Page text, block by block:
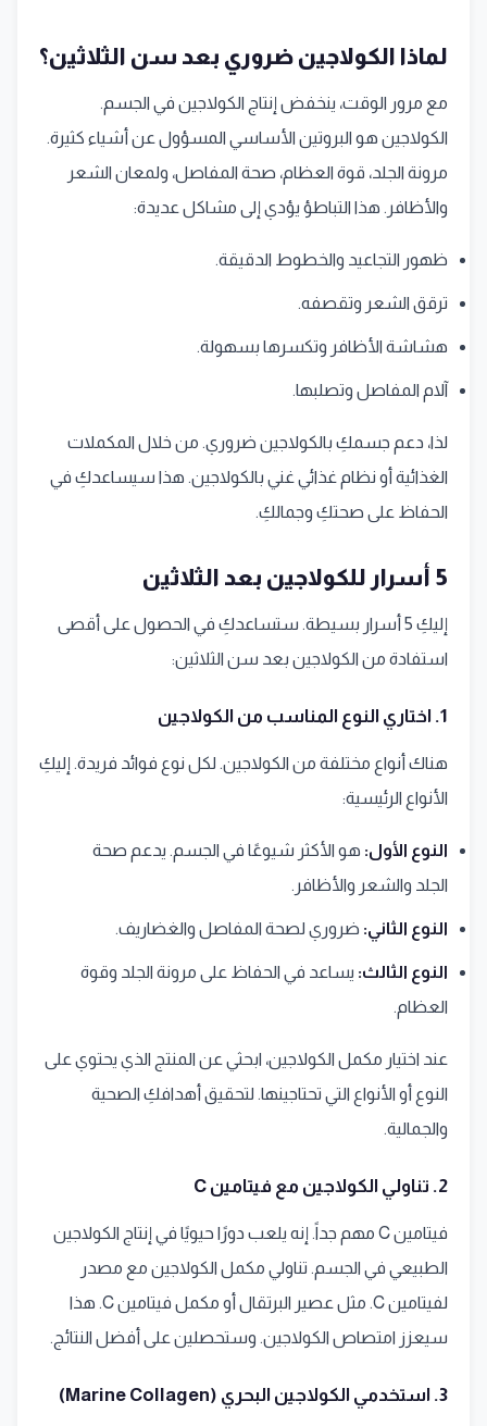
لماذا الكولاجين ضروري بعد سن الثلاثين؟
مع مرور الوقت، ينخفض إنتاج الكولاجين في الجسم.
الكولاجين هو البروتين الأساسي المسؤول عن أشياء كثيرة.
مرونة الجلد، قوة العظام، صحة المفاصل، ولمعان الشعر
والأظافر. هذا التباطؤ يؤدي إلى مشاكل عديدة:
ظهور التجاعيد والخطوط الدقيقة.
ترقق الشعر وتقصفه.
هشاشة الأظافر وتكسرها بسهولة.
آلام المفاصل وتصلبها.
لذا، دعم جسمكِ بالكولاجين ضروري. من خلال المكملات
الغذائية أو نظام غذائي غني بالكولاجين. هذا سيساعدكِ في
الحفاظ على صحتكِ وجمالكِ.
5 أسرار للكولاجين بعد الثلاثين
إليكِ 5 أسرار بسيطة. ستساعدكِ في الحصول على أقصى
استفادة من الكولاجين بعد سن الثلاثين:
1. اختاري النوع المناسب من الكولاجين
هناك أنواع مختلفة من الكولاجين. لكل نوع فوائد فريدة. إليكِ
الأنواع الرئيسية:
النوع الأول: هو الأكثر شيوعًا في الجسم. يدعم صحة
الجلد والشعر والأظافر.
النوع الثاني: ضروري لصحة المفاصل والغضاريف.
النوع الثالث: يساعد في الحفاظ على مرونة الجلد وقوة
العظام.
عند اختيار مكمل الكولاجين، ابحثي عن المنتج الذي يحتوي على
النوع أو الأنواع التي تحتاجينها. لتحقيق أهدافكِ الصحية
والجمالية.
2. تناولي الكولاجين مع فيتامين C
فيتامين C مهم جداً. إنه يلعب دورًا حيويًا في إنتاج الكولاجين
الطبيعي في الجسم. تناولي مكمل الكولاجين مع مصدر
لفيتامين C. مثل عصير البرتقال أو مكمل فيتامين C. هذا
سيعزز امتصاص الكولاجين. وستحصلين على أفضل النتائج.
3. استخدمي الكولاجين البحري (Marine Collagen)